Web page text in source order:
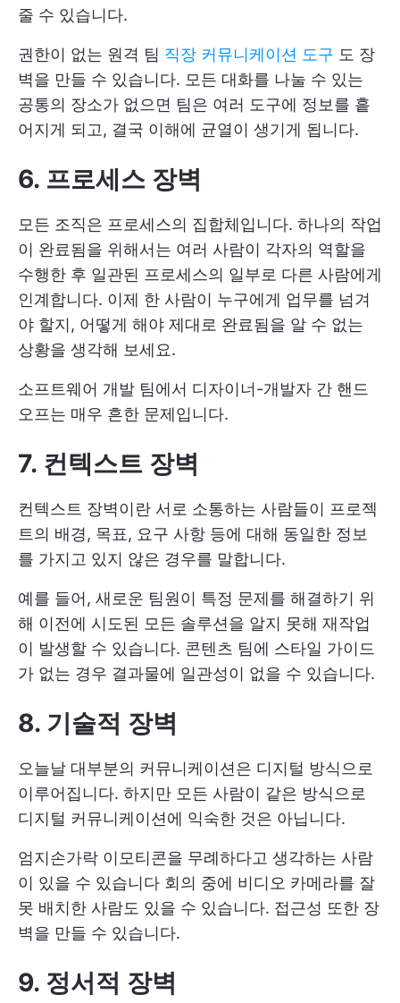
줄 수 있습니다.
권한이 없는 원격 팀 직장 커뮤니케이션 도구 도 장
벽을 만들 수 있습니다. 모든 대화를 나눌 수 있는
공통의 장소가 없으면 팀은 여러 도구에 정보를 흩
어지게 되고, 결국 이해에 균열이 생기게 됩니다.
6. 프로세스 장벽
모든 조직은 프로세스의 집합체입니다. 하나의 작업
이 완료됨을 위해서는 여러 사람이 각자의 역할을
수행한 후 일관된 프로세스의 일부로 다른 사람에게
인계합니다. 이제 한 사람이 누구에게 업무를 넘겨
야 할지, 어떻게 해야 제대로 완료됨을 알 수 없는
상황을 생각해 보세요.
소프트웨어 개발 팀에서 디자이너-개발자 간 핸드
오프는 매우 흔한 문제입니다.
7. 컨텍스트 장벽
컨텍스트 장벽이란 서로 소통하는 사람들이 프로젝
트의 배경, 목표, 요구 사항 등에 대해 동일한 정보
를 가지고 있지 않은 경우를 말합니다.
예를 들어, 새로운 팀원이 특정 문제를 해결하기 위
해 이전에 시도된 모든 솔루션을 알지 못해 재작업
이 발생할 수 있습니다. 콘텐츠 팀에 스타일 가이드
가 없는 경우 결과물에 일관성이 없을 수 있습니다.
8. 기술적 장벽
오늘날 대부분의 커뮤니케이션은 디지털 방식으로
이루어집니다. 하지만 모든 사람이 같은 방식으로
디지털 커뮤니케이션에 익숙한 것은 아닙니다.
엄지손가락 이모티콘을 무례하다고 생각하는 사람
이 있을 수 있습니다 회의 중에 비디오 카메라를 잘
못 배치한 사람도 있을 수 있습니다. 접근성 또한 장
벽을 만들 수 있습니다.
9. 정서적 장벽